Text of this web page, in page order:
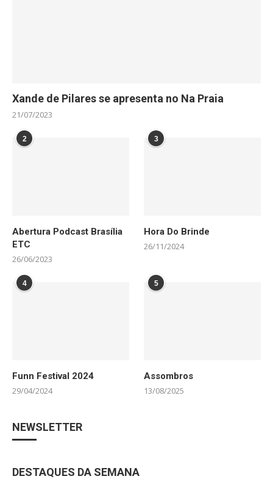
Xande de Pilares se apresenta no Na Praia
21/07/2023
2
Abertura Podcast Brasília
ETC
26/06/2023
3
Hora Do Brinde
26/11/2024
4
Funn Festival 2024
29/04/2024
5
Assombros
13/08/2025
NEWSLETTER
DESTAQUES DA SEMANA